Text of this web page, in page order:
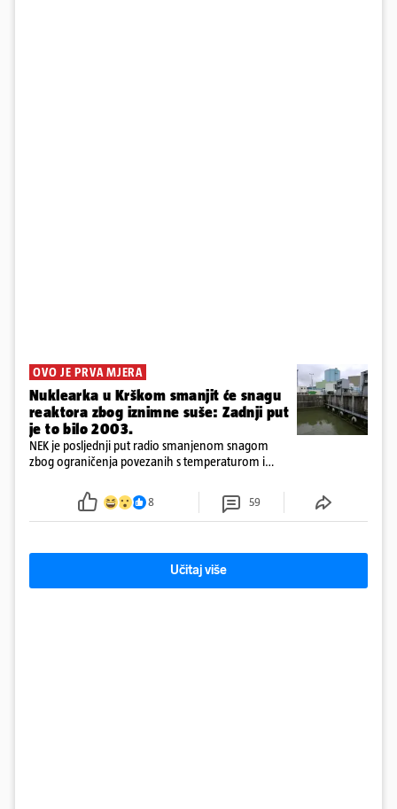
OVO JE PRVA MJERA
Nuklearka u Krškom smanjit će snagu
reaktora zbog iznimne suše: Zadnji put
je to bilo 2003.
NEK je posljednji put radio smanjenom snagom
zbog ograničenja povezanih s temperaturom i
smanjenje snage bilo potrebno više od 90 dana.
8 59
Učitaj više